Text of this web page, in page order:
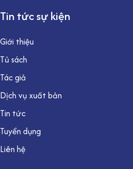
Tin tức sự kiện
Giới thiệu
Tủ sách
Tác giả
Dịch vụ xuất bản
Tin tức
Tuyển dụng
Liên hệ